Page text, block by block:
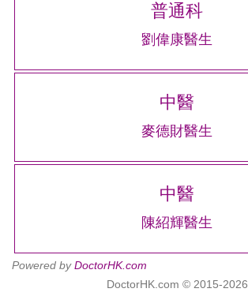
普通科
劉偉康醫生
中醫
麥德財醫生
中醫
陳紹輝醫生
Powered byDoctorHK.com
DoctorHK.com © 2015-2026